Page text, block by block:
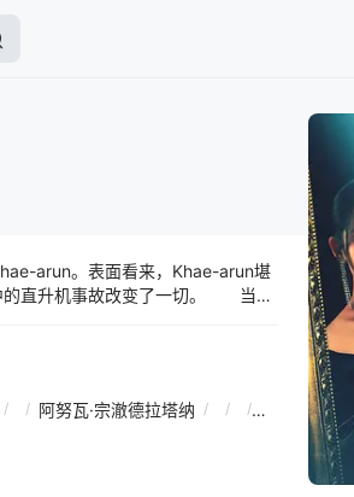
arun。表面看来，Khae-arun堪
的直升机事故改变了一切。 当Jill
祖父离世。 随着真相逐渐浮出水
着不为人知的阴暗面。
/ / 阿努瓦·宗澈德拉塔纳 / / / 兰可娜拉·